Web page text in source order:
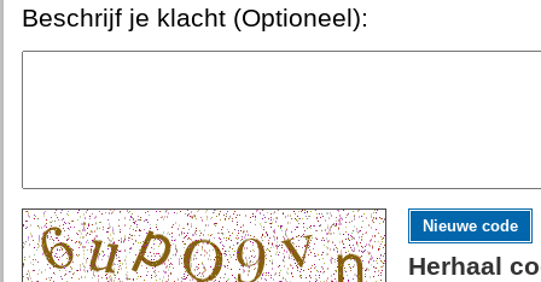
Beschrijf je klacht (Optioneel):
Nieuwe code
Herhaal